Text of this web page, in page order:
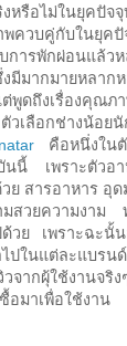
งหรือไม่ในยุคปัจ
พควบคู่กับในยุค
การพักผ่อนแล้ว
มีมากมายหลาก
พูดถึงเรื่องคุณ
เลือกช่างน้อยนั
คือหนึ่งในตั
นนี้ เพราะตัวอ
ย สารอาหาร อุ
มสวยความงาม
วย เพราะฉะนั้
ปในแต่ละแบร
จากผุ้ใช้งานจริง
อมาเพื่อใช้งาน